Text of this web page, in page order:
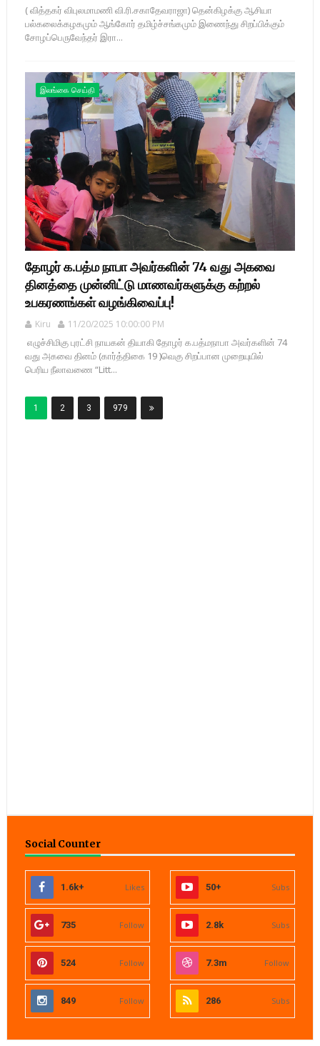
( வித்தகர் விபுலமாமணி வி.ரி.சகாதேவராஜா) தென்கிழக்கு ஆசியா
பல்கலைக்கழகமும் ஆங்கோர் தமிழ்ச்சங்கமும் இணைந்து சிறப்பிக்கும்
சோழப்பெருவேந்தர் இரா...
இலங்கை செய்தி
தோழர் க.பத்ம நாபா அவர்களின் 74 வது அகவை
தினத்தை முன்னிட்டு மாணவர்களுக்கு கற்றல்
உபகரணங்கள் வழங்கிவைப்பு!
Kiru 11/20/2025 10:00:00 PM
எழுச்சிமிகு புரட்சி நாயகன் தியாகி தோழர் க.பத்மநாபா அவர்களின் 74
வது அகவை தினம் (கார்த்திகை 19 )வெகு சிறப்பான முறையுயில்
பெரிய நீலாவணை “Litt...
1 2 3 979
Social Counter
1.6k+ Likes 50+ Subs
735 Follow 2.8k Subs
524 Follow 7.3m Follow
849 Follow 286 Subs